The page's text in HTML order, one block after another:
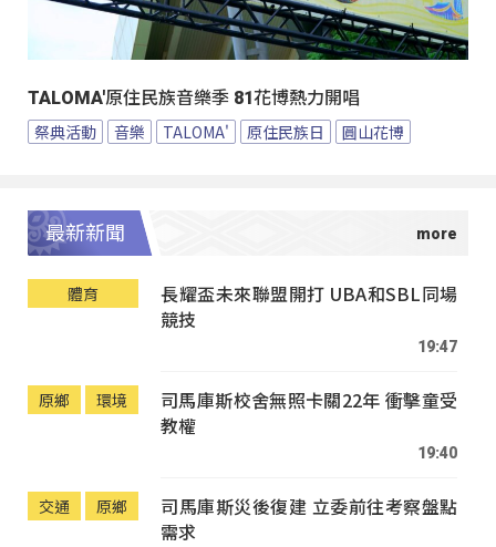
TALOMA'原住民族音樂季 81花博熱力開唱
祭典活動 音樂 TALOMA' 原住民族日 圓山花博
最新新聞
體育
長耀盃未來聯盟開打 UBA和SBL同場
競技
19:47
原鄉 環境
司馬庫斯校舍無照卡關22年 衝擊童受
教權
19:40
交通 原鄉
司馬庫斯災後復建 立委前往考察盤點
需求